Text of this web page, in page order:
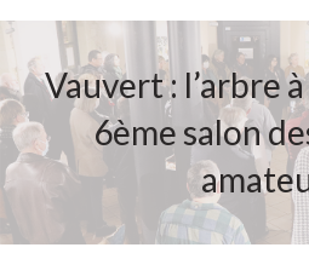
Vauvert : l’arbre
6ème salon